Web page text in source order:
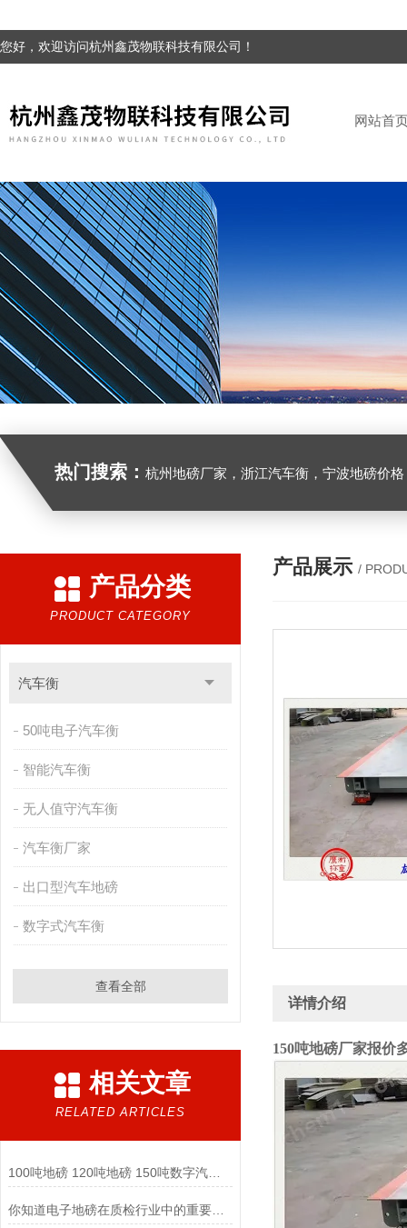
您好，欢迎访问杭州鑫茂物联科技有限公司！
网站首
热门搜索： 杭州地磅厂家，浙江汽车衡，宁波地磅价格，浙江地
产品分类
PRODUCT CATEGORY
汽车衡
50吨电子汽车衡
智能汽车衡
无人值守汽车衡
汽车衡厂家
出口型汽车地磅
数字式汽车衡
查看全部
相关文章
RELATED ARTICLES
100吨地磅 120吨地磅 150吨数字汽车衡厂家
你知道电子地磅在质检行业中的重要性和应用案例如何?
产品展示 /
详情介绍
150吨地磅厂家报价